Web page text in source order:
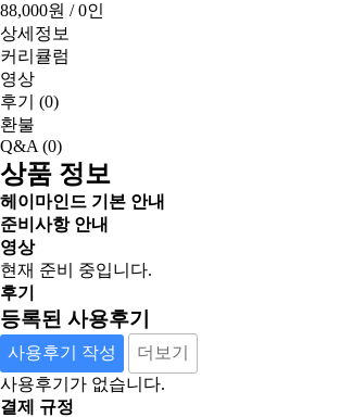
88,000원 / 0인
상세정보
커리큘럼
영상
후기 (0)
환불
Q&A (0)
상품 정보
헤이마인드 기본 안내
준비사항 안내
영상
현재 준비 중입니다.
후기
등록된 사용후기
사용후기 작성
더보기
사용후기가 없습니다.
결제 규정